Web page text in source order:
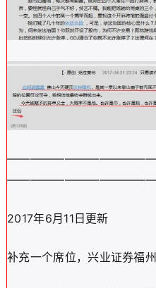
2017年6月11日更新
补充一个席位，兴业证券福